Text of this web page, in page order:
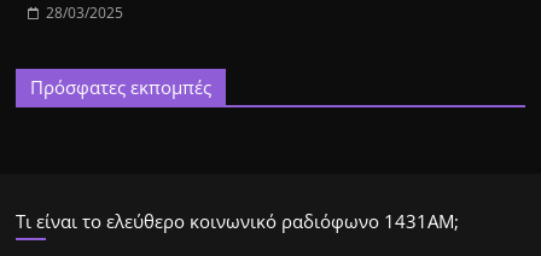
28/03/2025
Πρόσφατες εκπομπές
Τι είναι το ελεύθερο κοινωνικό ραδιόφωνο 1431ΑΜ;